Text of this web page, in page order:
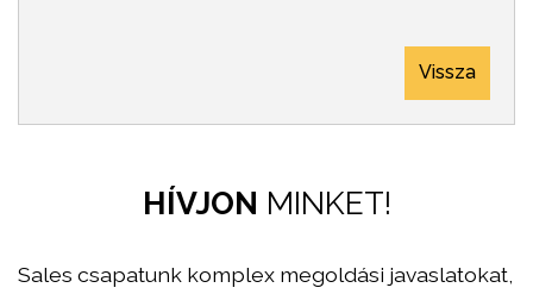
Vissza
HÍVJON MINKET!
Sales csapatunk komplex megoldási javaslatokat,